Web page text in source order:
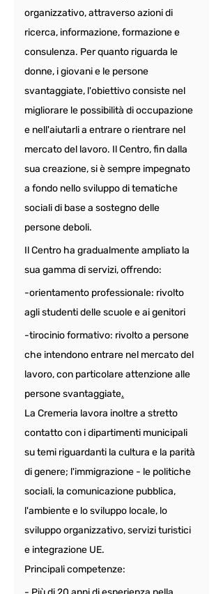
organizzativo, attraverso azioni di
ricerca, informazione, formazione e
consulenza. Per quanto riguarda le
donne, i giovani e le persone
svantaggiate, l'obiettivo consiste nel
migliorare le possibilità di occupazione
e nell'aiutarli a entrare o rientrare nel
mercato del lavoro. Il Centro, fin dalla
sua creazione, si è sempre impegnato
a fondo nello sviluppo di tematiche
sociali di base a sostegno delle
persone deboli.
Il Centro ha gradualmente ampliato la
sua gamma di servizi, offrendo:
-orientamento professionale: rivolto
agli studenti delle scuole e ai genitori
-tirocinio formativo: rivolto a persone
che intendono entrare nel mercato del
lavoro, con particolare attenzione alle
persone svantaggiate.
La Cremeria lavora inoltre a stretto
contatto con i dipartimenti municipali
su temi riguardanti la cultura e la parità
di genere; l'immigrazione - le politiche
sociali, la comunicazione pubblica,
l'ambiente e lo sviluppo locale, lo
sviluppo organizzativo, servizi turistici
e integrazione UE.
Principali competenze: